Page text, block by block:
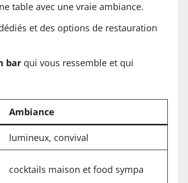
table avec une vraie ambiance.
et des options de restauration
bar qui vous ressemble et qui
Ambiance
lumineux, convival
cocktails maison et food sympa